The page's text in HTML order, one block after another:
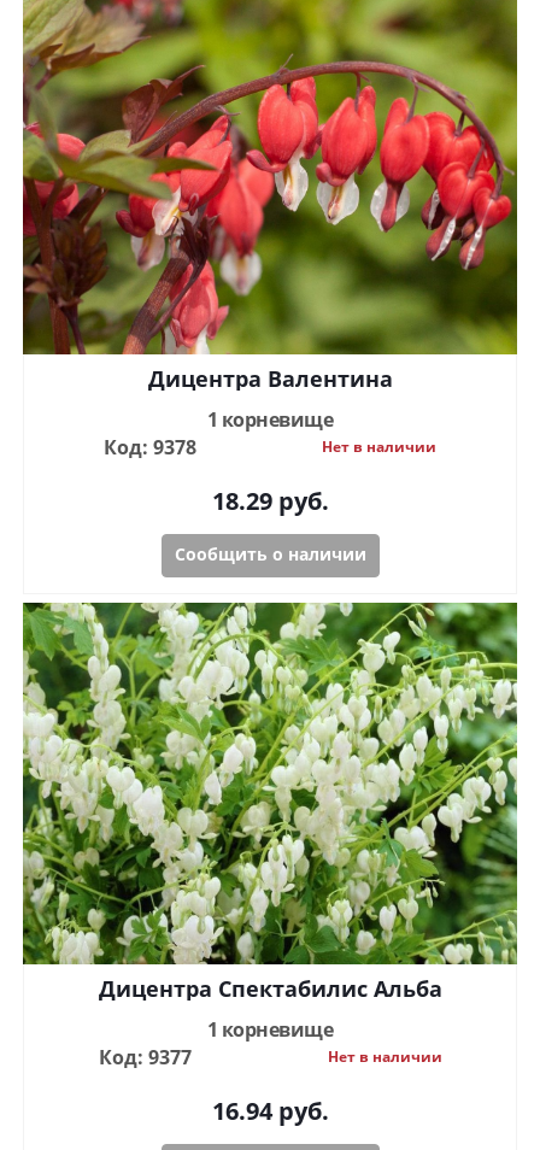
Дицентра Валентина
1 корневище
Код: 9378
Нет в наличии
18.29руб.
Сообщить о наличии
Дицентра Спектабилис Альба
1 корневище
Код: 9377
Нет в наличии
16.94руб.